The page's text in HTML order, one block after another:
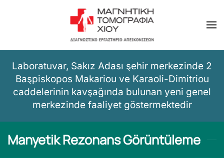
Skip to main content
Laboratuvar, Sakız Adası şehir merkezinde 2
Başpiskopos Makariou ve Karaoli-Dimitriou
caddelerinin kavşağında bulunan yeni genel
merkezinde faaliyet göstermektedir
Manyetik Rezonans Görüntüleme